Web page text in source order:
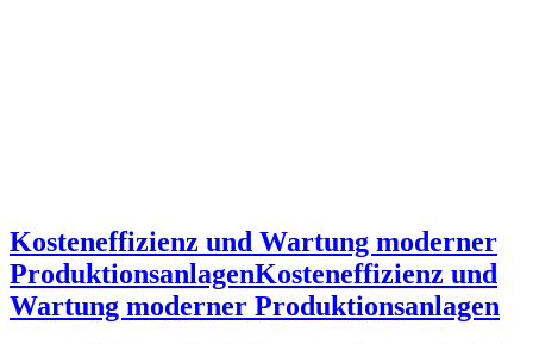
Kosteneffizienz und Wartung moderner
ProduktionsanlagenKosteneffizienz und
Wartung moderner Produktionsanlagen